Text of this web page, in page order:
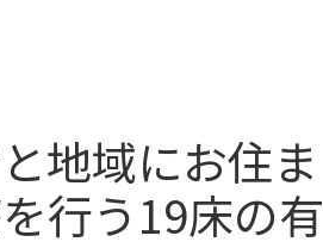
地域にお住ま
行う19床の有